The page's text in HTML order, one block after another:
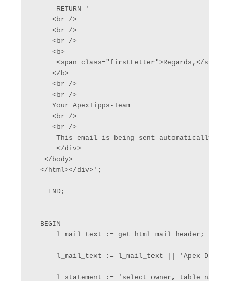
RETURN '
<br />
<br />
<br />
<b>
<span class="firstLetter">Regards,</span>
</b>
<br />
<br />
Your ApexTipps-Team
<br />
<br />
This email is being sent automatically,
</div>
</body>
</html></div>';
END;
BEGIN
l_mail_text := get_html_mail_header;
l_mail_text := l_mail_text || 'Apex DB-
l_statement := 'select owner, table_name,